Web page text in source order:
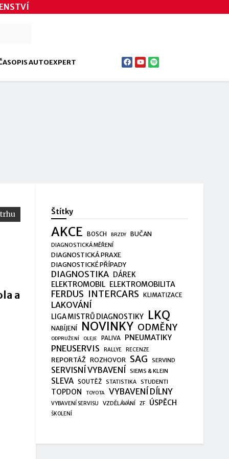
AUTOEXPERT
a
Štítky
AKCE BOSCH BRZDY BUČAN
DIAGNOSTICKÁ MĚŘENÍ
DIAGNOSTICKÁ PRAXE
DIAGNOSTICKÉ PŘÍPADY
DIAGNOSTIKA DÁREK
ELEKTROMOBIL ELEKTROMOBILITA
FERDUS INTERCARS KLIMATIZACE
LAKOVÁNÍ
LIGA MISTRŮ DIAGNOSTIKY LKQ
NABÍJENÍ NOVINKY ODMĚNY
ODPRUŽENÍ OLEJE PALIVA PNEUMATIKY
PNEUSERVIS RALLYE RECENZE
REPORTÁŽ ROZHOVOR SAG SERVIND
SERVISNÍ VYBAVENÍ SIEMS & KLEIN
SLEVA SOUTĚŽ STATISTIKA STUDENTI
TOPDON TOYOTA VYBAVENÍ DÍLNY
VYBAVENÍ SERVISU VZDĚLÁVÁNÍ ZF ÚSPĚCH
ŠKOLENÍ